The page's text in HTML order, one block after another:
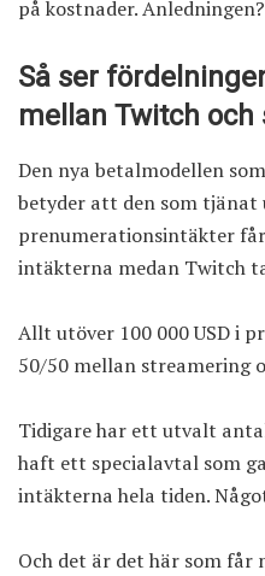
på kostnader.
Så ser
mellan Twitch
Den nya betalmodellen
betyder att den som tjänat
prenumerationsintäkter
intäkterna medan Twitch
Allt utöver 100 000 USD i
50/50 mellan streamering
Tidigare har ett utvalt
haft ett specialavtal som
intäkterna hela tiden.
Och det är det här som får